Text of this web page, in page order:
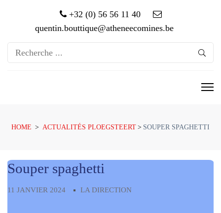
+32 (0) 56 56 11 40
quentin.bouttique@atheneecomines.be
Recherche
pour:
HOME > ACTUALITÉS PLOEGSTEERT > SOUPER SPAGHETTI
Souper spaghetti
11 JANVIER 2024 LA DIRECTION